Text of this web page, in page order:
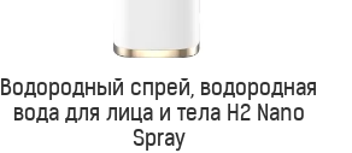
Водородный спрей, водородная
вода для лица и тела H2 Nano
Spray